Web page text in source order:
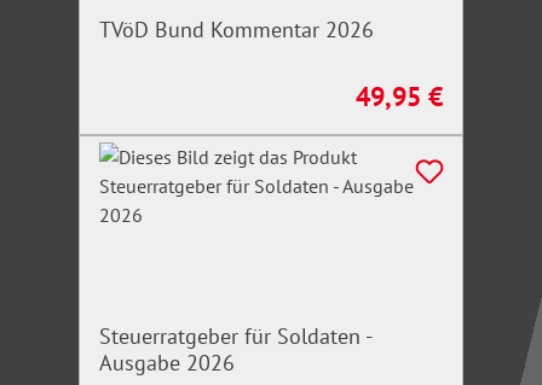
TVöD Bund Kommentar 2026
Regulärer Preis:
49,95 €
Steuerratgeber für Soldaten -
Ausgabe 2026